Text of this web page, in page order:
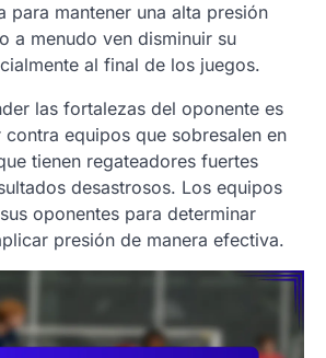
para mantener una alta presión
a menudo ven disminuir su
al final de los juegos.
las fortalezas del oponente es
equipos que sobresalen en
tienen regateadores fuertes
desastrosos. Los equipos
oponentes para determinar
presión de manera efectiva.